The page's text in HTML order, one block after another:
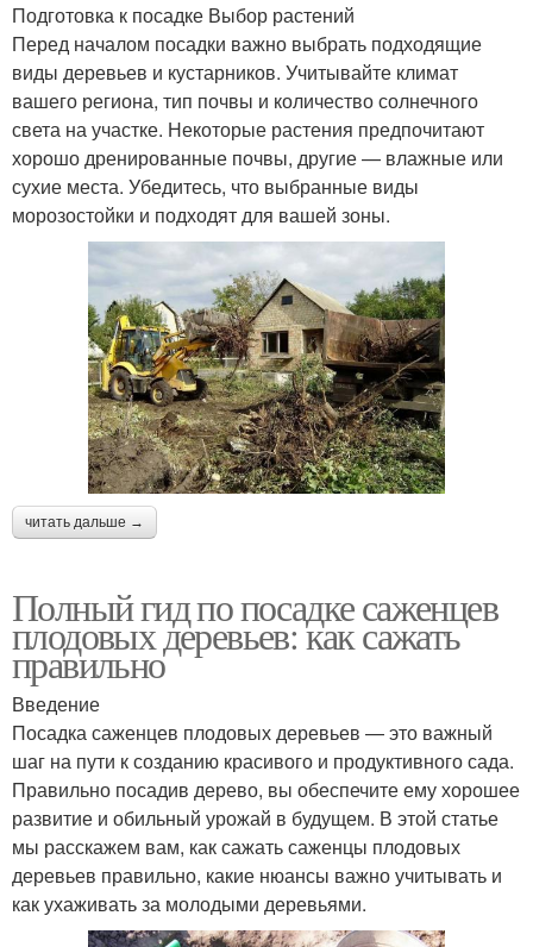
Подготовка к посадке Выбор растений
Перед началом посадки важно выбрать подходящие
виды деревьев и кустарников. Учитывайте климат
вашего региона, тип почвы и количество солнечного
света на участке. Некоторые растения предпочитают
хорошо дренированные почвы, другие — влажные или
сухие места. Убедитесь, что выбранные виды
морозостойки и подходят для вашей зоны.
читать дальше →
Полный гид по посадке саженцев
плодовых деревьев: как сажать
правильно
Введение
Посадка саженцев плодовых деревьев — это важный
шаг на пути к созданию красивого и продуктивного сада.
Правильно посадив дерево, вы обеспечите ему хорошее
развитие и обильный урожай в будущем. В этой статье
мы расскажем вам, как сажать саженцы плодовых
деревьев правильно, какие нюансы важно учитывать и
как ухаживать за молодыми деревьями.